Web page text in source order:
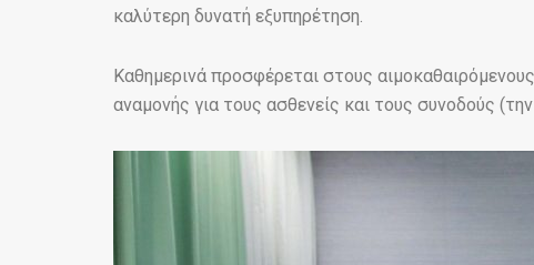
καλύτερη δυνατή εξυπηρέτηση.
Καθημερινά προσφέρεται στους
αναμονής για τους ασθενείς και τους συνοδούς